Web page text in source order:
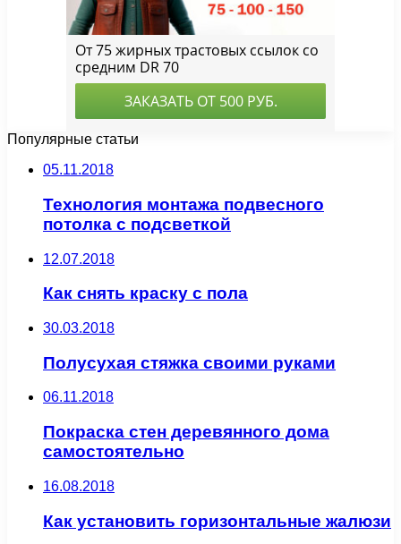
Популярные статьи
05.11.2018
Технология монтажа подвесного
потолка с подсветкой
12.07.2018
Как снять краску с пола
30.03.2018
Полусухая стяжка своими руками
06.11.2018
Покраска стен деревянного дома
самостоятельно
16.08.2018
Как установить горизонтальные жалюзи